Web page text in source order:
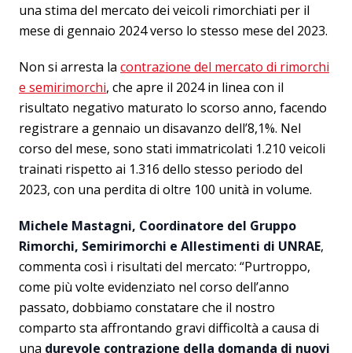
una stima del mercato dei veicoli rimorchiati per il
mese di gennaio 2024 verso lo stesso mese del 2023.
Non si arresta la contrazione del mercato di rimorchi
e semirimorchi, che apre il 2024 in linea con il
risultato negativo maturato lo scorso anno, facendo
registrare a gennaio un disavanzo dell’8,1%. Nel
corso del mese, sono stati immatricolati 1.210 veicoli
trainati rispetto ai 1.316 dello stesso periodo del
2023, con una perdita di oltre 100 unità in volume.
Michele Mastagni, Coordinatore del Gruppo
Rimorchi, Semirimorchi e Allestimenti di UNRAE,
commenta così i risultati del mercato: “Purtroppo,
come più volte evidenziato nel corso dell’anno
passato, dobbiamo constatare che il nostro
comparto sta affrontando gravi difficoltà a causa di
una durevole contrazione della domanda di nuovi